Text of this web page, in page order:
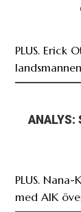
PLUS. Erick
PLUS.
med AIK